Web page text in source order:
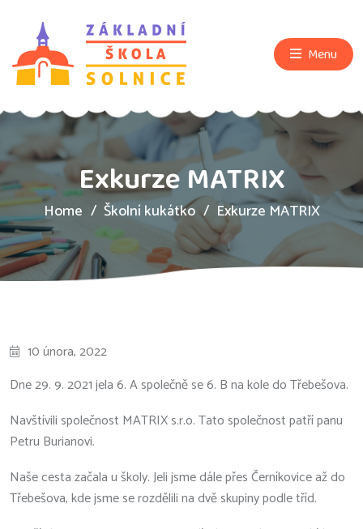
Menu
Exkurze MATRIX
Home Školní kukátko Exkurze MATRIX
10 února, 2022
Dne 29. 9. 2021 jela 6. A společně se 6. B na kole do Třebešova.
Navštívili společnost MATRIX s.r.o. Tato společnost patří panu
Petru Burianovi.
Naše cesta začala u školy. Jeli jsme dále přes Černíkovice až do
Třebešova, kde jsme se rozdělili na dvě skupiny podle tříd.